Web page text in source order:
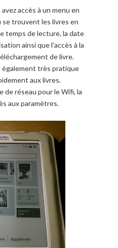
accès à un menu en
se trouvent les livres en
temps de lecture, la date
ainsi que l'accès à la
de livre.
également très pratique
aux livres.
de réseau pour le Wifi, la
aux paramètres.